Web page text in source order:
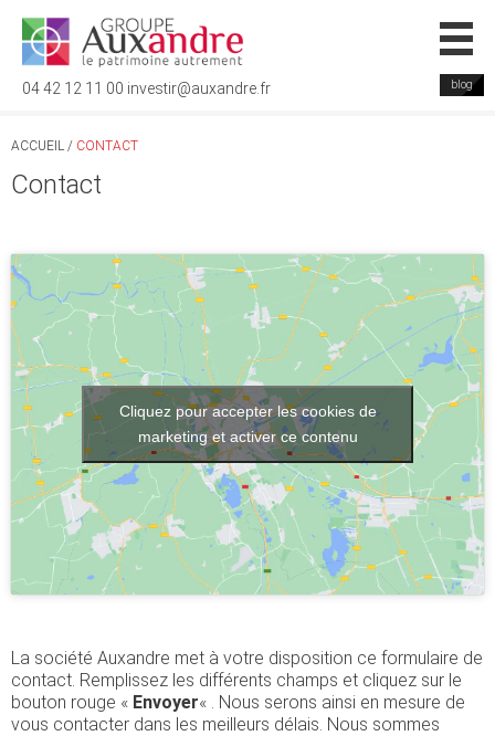
04 42 12 11 00 investir@auxandre.fr blog
ACCUEIL / CONTACT
Contact
Cliquez pour accepter les cookies de
marketing et activer ce contenu
La société Auxandre met à votre disposition ce formulaire de
contact. Remplissez les différents champs et cliquez sur le
bouton rouge « Envoyer« . Nous serons ainsi en mesure de
vous contacter dans les meilleurs délais. Nous sommes